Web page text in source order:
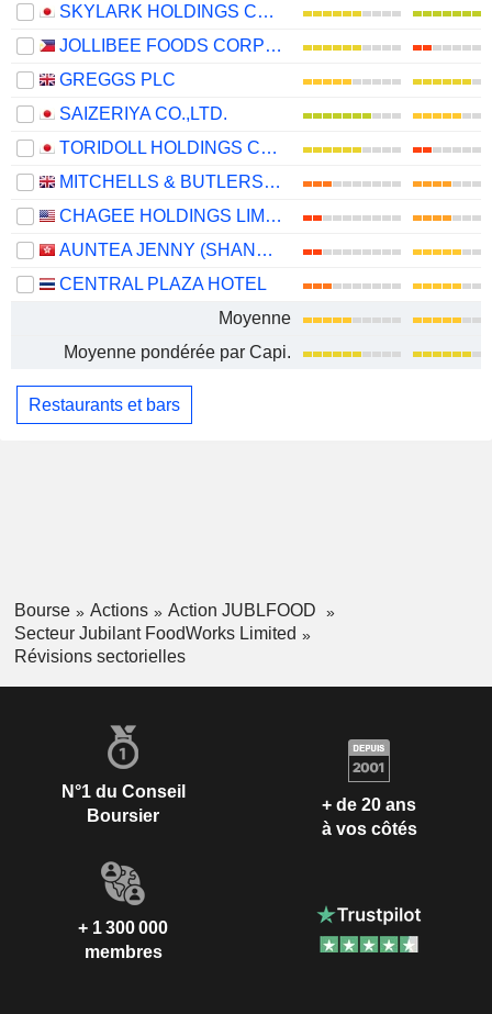
SKYLARK HOLDINGS CO., LTD.
JOLLIBEE FOODS CORPORATION
GREGGS PLC
SAIZERIYA CO.,LTD.
TORIDOLL HOLDINGS CORPORATION
MITCHELLS & BUTLERS PLC
CHAGEE HOLDINGS LIMITED
AUNTEA JENNY (SHANGHAI) INDUSTRIAL CO., LTD.
CENTRAL PLAZA HOTEL
Moyenne
Moyenne pondérée par Capi.
Restaurants et bars
Bourse Actions
Action JUBLFOOD
Secteur Jubilant FoodWorks Limited
Révisions sectorielles
N°1 du Conseil
Boursier
+ de 20 ans
à vos côtés
+ 1 300 000
membres